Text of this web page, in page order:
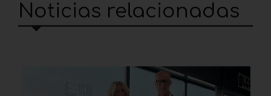
Noticias relacionadas